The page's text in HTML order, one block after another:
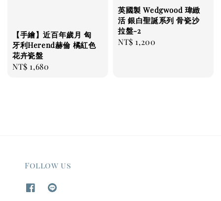
【手繪】近百年歲月 匈
牙利Herend赫倫 橘紅色
花卉瓷盤
Regular
NT$ 1,680
英國製 Wedgwood 瑋緻
活 銀白聖誕系列 骨瓷沙
拉盤-2
Regular
NT$ 1,200
Follow us